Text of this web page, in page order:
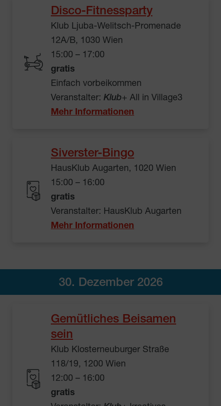
Disco-Fitnessparty
Klub Ljuba-Welitsch-Promenade
12A/B, 1030 Wien
15:00 – 17:00
gratis
Einfach vorbeikommen
Veranstalter: Klub+ All in Village3
Mehr Informationen
Siverster-Bingo
HausKlub Augarten, 1020 Wien
15:00 – 16:00
gratis
Veranstalter: HausKlub Augarten
Mehr Informationen
30. Dezember 2026
Gemütliches Beisamen
sein
Klub Klosterneuburger Straße
118/19, 1200 Wien
12:00 – 16:00
gratis